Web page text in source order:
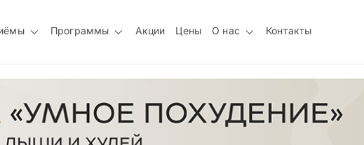
Программы Акции Цены О нас Контакты